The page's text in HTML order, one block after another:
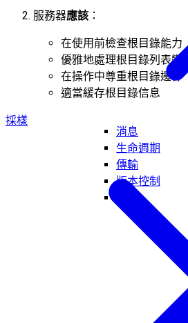
消息
生命週期
傳輸
版本控制
服務器應該 ：
在使用前檢查根目錄能力
優雅地處理根目錄列表變更
在操作中尊重根目錄邊界
適當緩存根目錄信息
採樣